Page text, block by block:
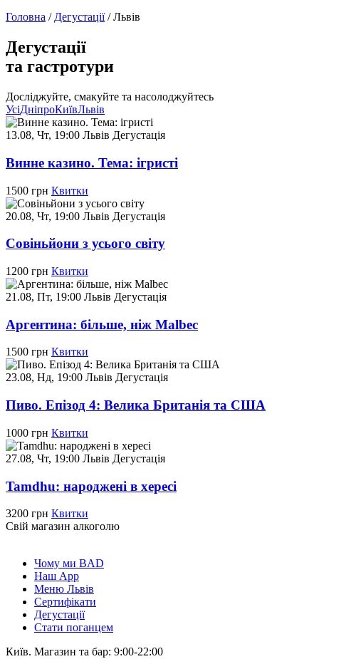
Головна / Дегустації/Львів
Дегустації
та гастротури
Досліджуйте, смакуйте та насолоджуйтесь
УсіДніпроКиївЛьвів
13.08, Чт, 19:00 Львів Дегустація
Винне казино. Тема: ігристі
1500 грн Квитки
20.08, Чт, 19:00 Львів Дегустація
Совіньйони з усього світу
1200 грн Квитки
21.08, Пт, 19:00 Львів Дегустація
Аргентина: більше, ніж Malbec
1500 грн Квитки
23.08, Нд, 19:00 Львів Дегустація
Пиво. Епізод 4: Велика Британія та США
1000 грн Квитки
27.08, Чт, 19:00 Львів Дегустація
Tamdhu: народжені в хересі
3200 грн Квитки
Свій магазин алкоголю
Чому ми BAD
Наш App
Меню Львів
Сертифікати
Дегустації
Стати поганцем
Київ. Магазин та бар: 9:00-22:00